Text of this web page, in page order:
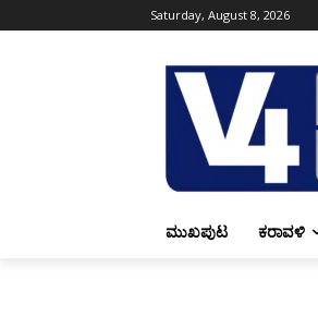
Saturday, August 8, 2026
ಮುಖಪುಟ ಕರಾವಳಿ